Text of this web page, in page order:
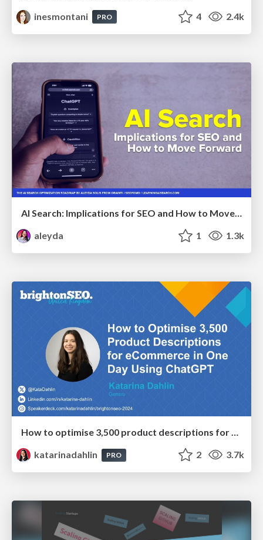
inesmontani
PRO 4 2.4k
AI Search: Implications for SEO and How to Move Forward - #ShenzhenSEOConference
aleyda
1 1.3k
How to optimise 3,500 product descriptions for ecommerce in one day using ChatGPT
katarinadahlin
PRO 2 3.7k